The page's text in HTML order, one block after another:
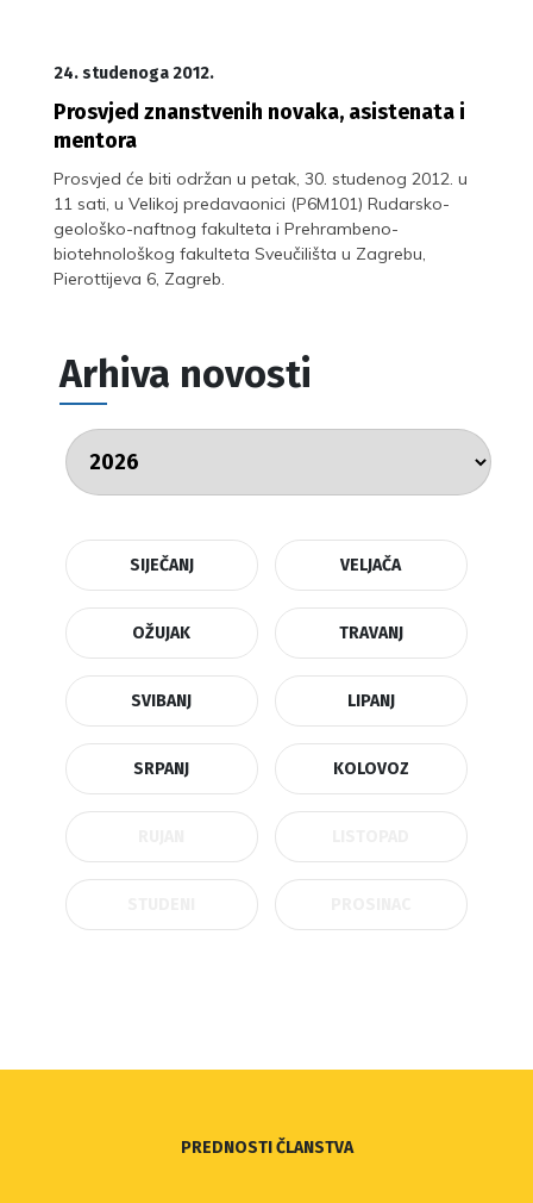
24. studenoga 2012.
Prosvjed znanstvenih novaka, asistenata i
mentora
Prosvjed će biti održan u petak, 30. studenog 2012. u
11 sati, u Velikoj predavaonici (P6M101) Rudarsko-
geološko-naftnog fakulteta i Prehrambeno-
biotehnološkog fakulteta Sveučilišta u Zagrebu,
Pierottijeva 6, Zagreb.
Arhiva novosti
SIJEČANJ VELJAČA
OŽUJAK TRAVANJ
SVIBANJ LIPANJ
SRPANJ KOLOVOZ
PREDNOSTI ČLANSTVA